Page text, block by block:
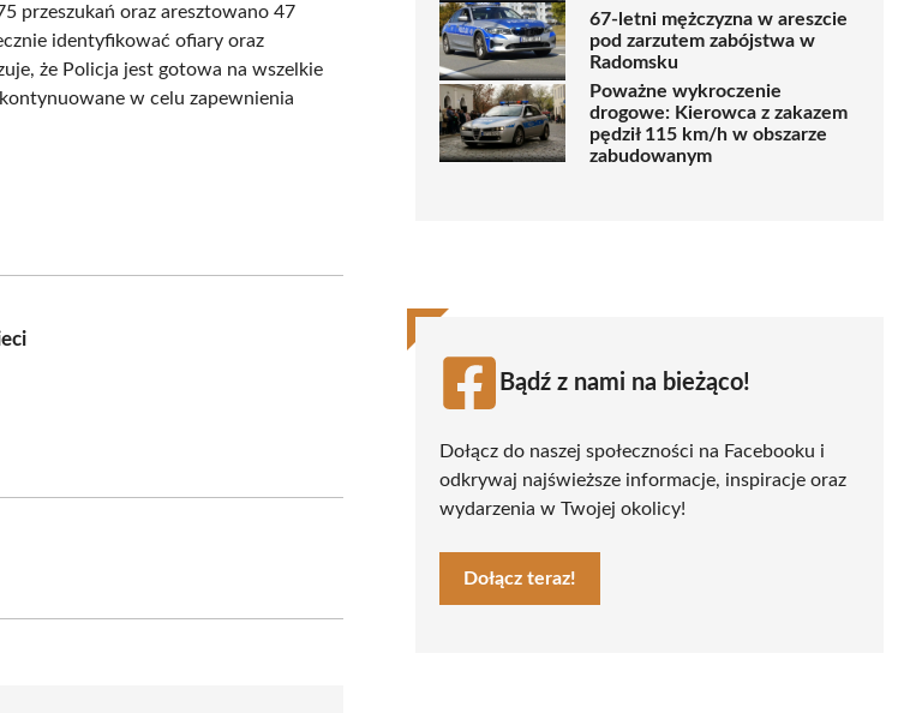
przeszukań oraz aresztowano 47
identyfikować ofiary oraz
że Policja jest gotowa na wszelkie
w celu zapewnienia
67-letni mężczyzna w areszcie
pod zarzutem zabójstwa w
Radomsku
Poważne wykroczenie
drogowe: Kierowca z zakazem
pędził 115 km/h w obszarze
zabudowanym
Bądź z nami na bieżąco!
Dołącz do naszej społeczności na Facebooku i
odkrywaj najświeższe informacje, inspiracje oraz
wydarzenia w Twojej okolicy!
Dołącz teraz!